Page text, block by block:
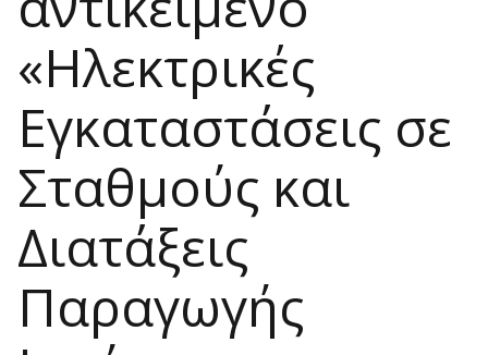
«Ηλεκτρικές
Εγκαταστάσεις σε
Σταθμούς και
Διατάξεις
Παραγωγής